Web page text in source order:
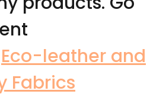
Eco-leather and
Fabrics